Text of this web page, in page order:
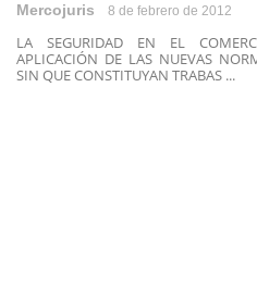
Mercojuris 8 de febrero de 2012
LA SEGURIDAD EN EL
APLICACIÓN DE LAS NUEVAS
SIN QUE CONSTITUYAN TRABAS ...